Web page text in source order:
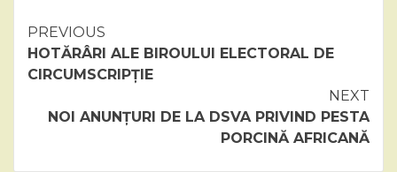
Continue
Reading
PREVIOUS
HOTĂRÂRI ALE BIROULUI ELECTORAL DE
CIRCUMSCRIPȚIE
NEXT
NOI ANUNȚURI DE LA DSVA PRIVIND PESTA
PORCINĂ AFRICANĂ